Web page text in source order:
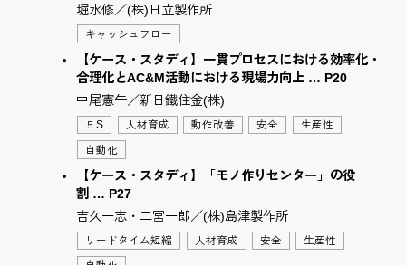
堀水修／(株)日立製作所
キャッシュフロー
【ケース・スタディ】一貫プロセスにおける効率化・
合理化とAC&M活動における現場力向上 … P20
中尾憲午／新日鐵住金(株)
５S 人材育成 動作改善 安全 生産性
自動化
【ケース・スタディ】「モノ作りセンター」の役
割 … P27
吉久一志・二宮一郎／(株)島津製作所
リードタイム短縮 人材育成 安全 生産性